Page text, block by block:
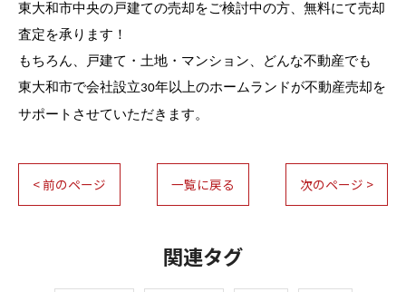
東大和市中央の戸建ての売却をご検討中の方、無料にて売却
査定を承ります！
もちろん、戸建て・土地・マンション、どんな不動産でも
東大和市で会社設立30年以上のホームランドが不動産売却を
サポートさせていただきます。
< 前のページ 一覧に戻る 次のページ >
関連タグ